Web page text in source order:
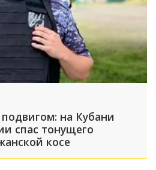
на Кубани
спас тонущего
косе